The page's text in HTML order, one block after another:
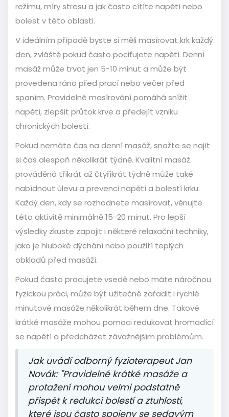
režimu, míry stresu a jak často cítíte napětí nebo
bolest v této oblasti.
V ideálním případě byste si měli masírovat krk každý
den, zvláště pokud často pociťujete napětí. Denní
masáž může trvat jen 5-10 minut a může být
provedena ráno před prací nebo večer před
spaním. Pravidelné masírování pomáhá snížit
napětí, zlepšit průtok krve a předejít vzniku
chronických bolestí.
Pokud nemáte čas na denní masáž, snažte se najít
si čas alespoň několikrát týdně. Kvalitní masáž
prováděná třikrát až čtyřikrát týdně může také
nabídnout úlevu a prevenci napětí a bolestí krku.
Každý den, kdy se rozhodnete masírovat, věnujte
této aktivitě minimálně 15-20 minut. Pro lepší
výsledky zkuste zapojit i některé relaxační techniky,
jako je hluboké dýchání nebo použití teplých
obkladů před masáží.
Pokud často pracujete vsedě nebo máte náročnou
fyzickou práci, může být užitečné zařadit i rychlé
minutové masáže několikrát během dne. Takové
krátké masáže mohou pomoci redukovat hromadící
se napětí a předcházet závažnějším problémům.
Jak uvádí odborný fyzioterapeut Jan
Novák: "Pravidelné krátké masáže a
protažení mohou velmi podstatně
přispět k redukci bolestí a ztuhlosti,
které jsou často spojeny se sedavým